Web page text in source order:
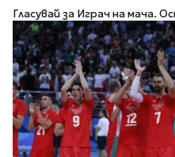
Гласувай за Играч на мача.